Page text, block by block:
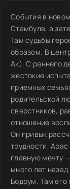
События в
Стамбуле, а
Там судьбы
образом. В
Ак). С раннего
жестокие
приемных
родительской
сверстников,
отношение
Он привык
трудности,
главную мечту
много лет
Бодрум. Там его